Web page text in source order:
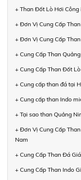
+ Than Đốt Lò Hơi Công
+ Đơn Vị Cung Cấp
+ Đơn Vị Cung Cấp
+ Cung Cấp Than
+ Cung Cấp Than Đốt
+ Cung cấp than đá tại
+ Cung cấp than Indo
+ Tại sao than Quảng
+ Đơn Vị Cung Cấp
Nam
+ Cung Cấp Than Đá
+ Cung Cấp Than Indo